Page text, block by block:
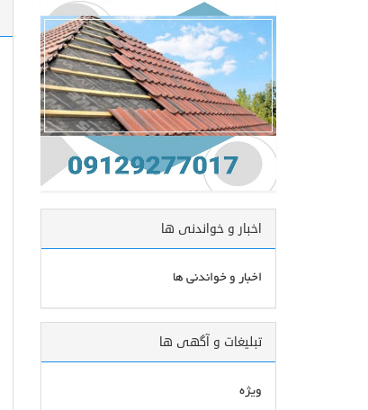
اخبار و خواندنی ها
اخبار و خواندنی ها
تبلیغات و آگهی ها
ویژه